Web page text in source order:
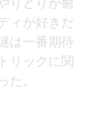
りとりが癒
ィが好きだ
は一番期待
リックに関
た。